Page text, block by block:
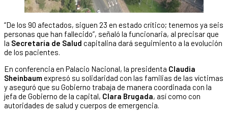
“De los 90 afectados, siguen 23 en estado crítico; tenemos ya seis
personas que han fallecido”, señaló la funcionaria, al precisar que
la Secretaría de Salud capitalina dará seguimiento a la evolución
de los pacientes.
En conferencia en Palacio Nacional, la presidenta Claudia
Sheinbaumexpresó su solidaridad con las familias de las víctimas
y aseguró que su Gobierno trabaja de manera coordinada con la
jefa de Gobierno de la capital, Clara Brugada, así como con
autoridades de salud y cuerpos de emergencia.